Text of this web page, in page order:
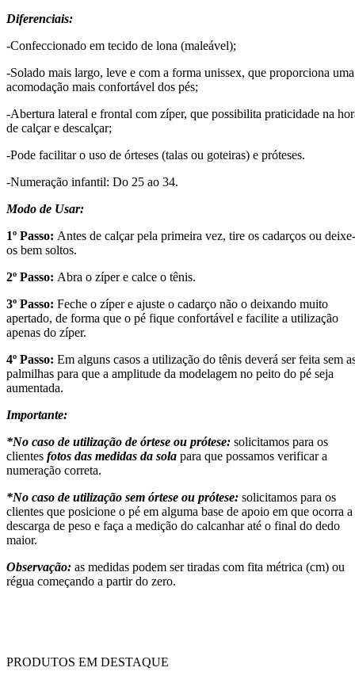
Diferenciais:
-Confeccionado em tecido de lona (maleável);
-Solado mais largo, leve e com a forma unissex, que proporciona uma
acomodação mais confortável dos pés;
-Abertura lateral e frontal com zíper, que possibilita praticidade na
de calçar e descalçar;
-Pode facilitar o uso de órteses (talas ou goteiras) e próteses.
-Numeração infantil: Do 25 ao 34.
Modo de Usar:
1º Passo: Antes de calçar pela primeira vez, tire os cadarços ou deixe-
os bem soltos.
2º Passo: Abra o zíper e calce o tênis.
3º Passo: Feche o zíper e ajuste o cadarço não o deixando muito
apertado, de forma que o pé fique confortável e facilite a utilização
apenas do zíper.
4º Passo: Em alguns casos a utilização do tênis deverá ser feita sem
palmilhas para que a amplitude da modelagem no peito do pé seja
aumentada.
Importante:
*No caso de utilização de órtese ou prótese: solicitamos para os
clientes fotos das medidas da sola para que possamos verificar a
numeração correta.
*No caso de utilização sem órtese ou prótese: solicitamos para os
clientes que posicione o pé em alguma base de apoio em que ocorra a
descarga de peso e faça a medição do calcanhar até o final do dedo
maior.
Observação: as medidas podem ser tiradas com fita métrica (cm) ou
régua começando a partir do zero.
PRODUTOS EM DESTAQUE